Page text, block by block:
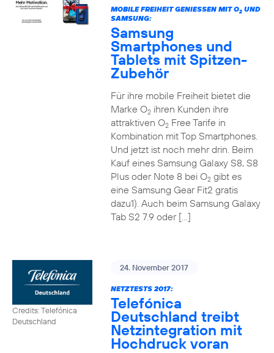
MOBILE FREIHEIT GENIESSEN MIT O 2UND
SAMSUNG:
Samsung
Smartphones und
Tablets mit Spitzen-
Zubehör
Für ihre mobile Freiheit bietet die
Marke O2ihren Kunden ihre
attraktiven O2Free Tarife in
Kombination mit Top Smartphones.
Und jetzt ist noch mehr drin. Beim
Kauf eines Samsung Galaxy S8, S8
Plus oder Note 8 bei O2gibt es
eine Samsung Gear Fit2 gratis
dazu1). Auch beim Samsung Galaxy
Tab S2 7.9 oder […]
Credits: Telefónica
Deutschland
24. November 2017
NETZTESTS 2017:
Telefónica
Deutschland treibt
Netzintegration mit
Hochdruck voran